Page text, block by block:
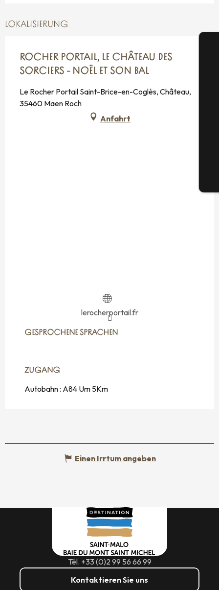
LOKALISIERUNG
ROCHER PORTAIL, LE CHÂTEAU DES
SORCIERS - NOËL ET SON BAL
Le Rocher Portail Saint-Brice-en-Coglès, Château,
35460 Maen Roch
Anfahrt
lerocherportail.fr
GESPROCHENE SPRACHEN
GESPROCHENE SPRACHEN
ZUGANG
ZUGANG
Autobahn : A84 Um 5Km
Einen Irrtum angeben
Tél. +33 (0)2 99 56 66 99
Kontaktieren Sie uns